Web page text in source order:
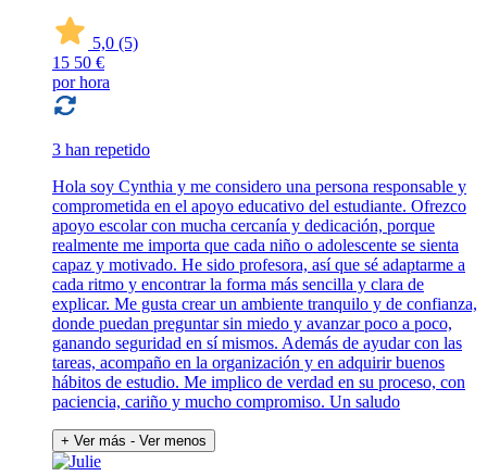
5,0 (5)
15 50 €
por hora
3 han repetido
Hola soy Cynthia y me considero una persona responsable y
comprometida en el apoyo educativo del estudiante. Ofrezco
apoyo escolar con mucha cercanía y dedicación, porque
realmente me importa que cada niño o adolescente se sienta
capaz y motivado. He sido profesora, así que sé adaptarme a
cada ritmo y encontrar la forma más sencilla y clara de
explicar. Me gusta crear un ambiente tranquilo y de confianza,
donde puedan preguntar sin miedo y avanzar poco a poco,
ganando seguridad en sí mismos. Además de ayudar con las
tareas, acompaño en la organización y en adquirir buenos
hábitos de estudio. Me implico de verdad en su proceso, con
paciencia, cariño y mucho compromiso. Un saludo
+ Ver más - Ver menos